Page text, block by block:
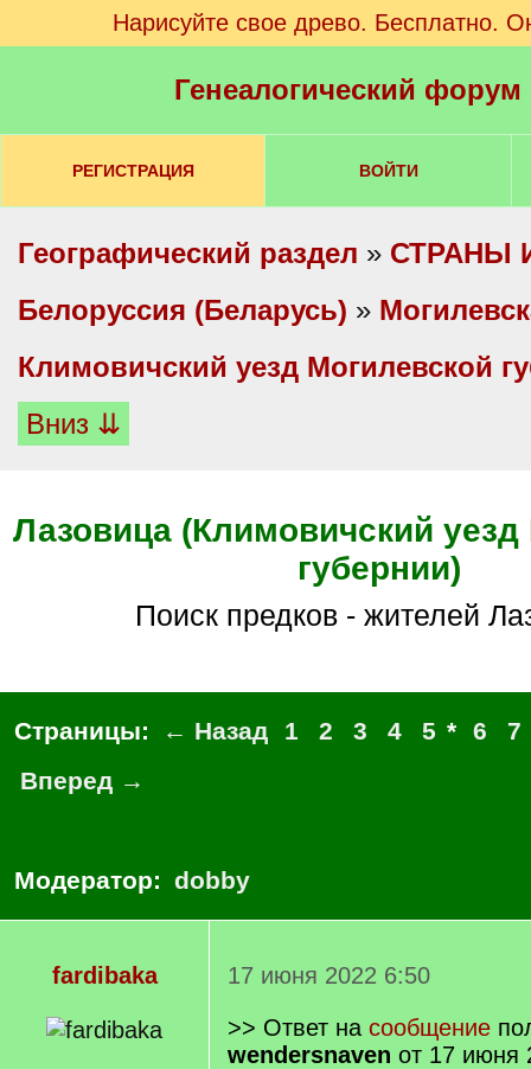
Нарисуйте свое древо. Бесплатно.
Генеалогический
РЕГИСТРАЦИЯ ВОЙТИ
Географический раздел » СТРАНЫ
Белоруссия (Беларусь) »
Климовичский уезд Могилевской
Вниз ⇊
Лазовица (Климовичский уезд
губернии)
Поиск предков - жителей
Страницы: ← Назад 1 2 3 4 5 * 6
7
Вперед →
Модератор: dobby
fardibaka
17 июня 2022 6:50
>> Ответ на сообщение
wendersnaven от 17 июня